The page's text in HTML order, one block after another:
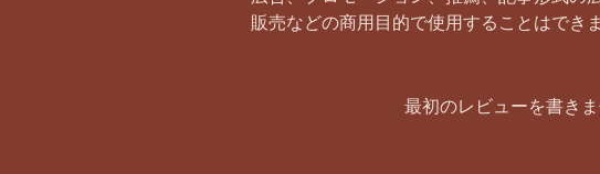
販売などの商用目的で使用することはできま
最初のレビューを書き